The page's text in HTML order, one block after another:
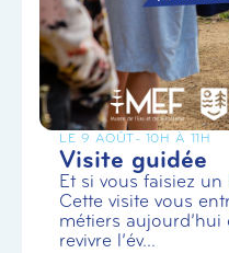
LE 9 AOÛT- 10H À 11H
Visite guidée
Et si vous faisiez
Cette visite vous
métiers
revivre l’év...